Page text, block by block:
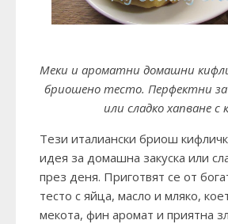
Меки и ароматни домашни
бриошено тесто. Перфектни за
или сладко хапване с
Тези италиански бриош
идея за домашна закуска или
през деня. Приготвят се от
тесто с яйца, масло и мляко,
мекота, фин аромат и приятна